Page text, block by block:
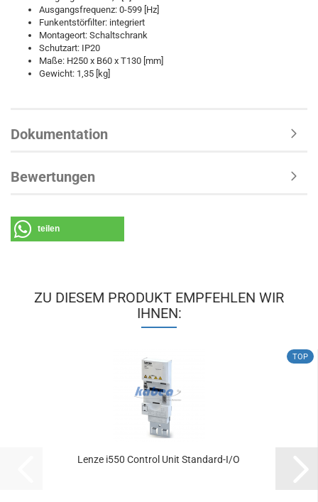
Ausgangsfrequenz: 0-599 [Hz]
Funkentstörfilter: integriert
Montageort: Schaltschrank
Schutzart: IP20
Maße: H250 x B60 x T130 [mm]
Gewicht: 1,35 [kg]
Dokumentation
Bewertungen
teilen
ZU DIESEM PRODUKT EMPFEHLEN WIR
IHNEN:
TOP
Lenze i550 Con­trol Unit Standard-​​I/O